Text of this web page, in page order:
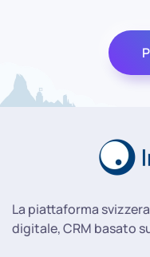
La piattaforma
digitale, CRM basato